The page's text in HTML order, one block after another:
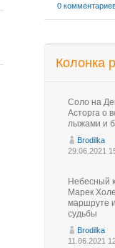
0
Колонка
Соло на
Асторга о
лыжами и
Brodilka
29.06.2021
Небесный
Марек
маршруте
судьбы
Brodilka
11.06.2021